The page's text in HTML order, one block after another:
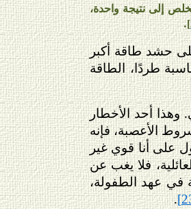
إلى نتيجة واحدة،
.
حشد طاقة أكبر
طردًا، الطاقة
وهذا أحد الأخطار
الأعصبة، فإنه
على أنا قوي غير
فلا يغب عن
في عهد الطفولة،
.